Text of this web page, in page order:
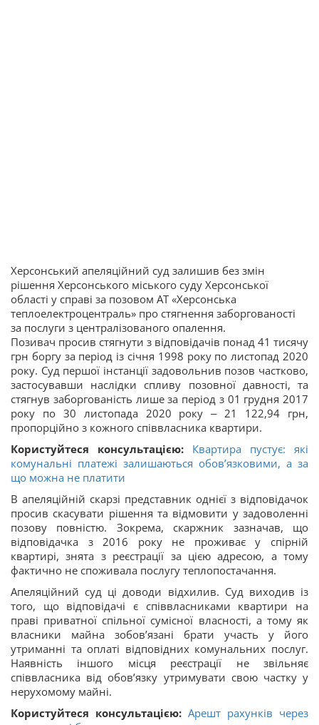
Херсонський апеляційний суд залишив без змін
рішення Херсонського міського суду Херсонської
області у справі за позовом АТ «Херсонська
теплоелектроцентраль» про стягнення заборгованості
за послуги з централізованого опалення.
Позивач просив стягнути з відповідачів понад 41 тисячу
грн боргу за період із січня 1998 року по листопад 2020
року. Суд першої інстанції задовольнив позов частково,
застосувавши наслідки спливу позовної давності, та
стягнув заборгованість лише за період з 01 грудня 2017
року по 30 листопада 2020 року ‒ 21 122,94 грн,
пропорційно з кожного співвласника квартири.
Користуйтеся консультацією: Квартира пустує: які
комунальні платежі залишаються обов’язковими, а за
що можна не платити
В апеляційній скарзі представник однієї з відповідачок
просив скасувати рішення та відмовити у задоволенні
позову повністю. Зокрема, скаржник зазначав, що
відповідачка з 2016 року не проживає у спірній
квартирі, знята з реєстрації за цією адресою, а тому
фактично не споживала послугу теплопостачання.
Апеляційний суд ці доводи відхилив. Суд виходив із
того, що відповідачі є співвласниками квартири на
праві приватної спільної сумісної власності, а тому як
власники майна зобов’язані брати участь у його
утриманні та оплаті відповідних комунальних послуг.
Наявність іншого місця реєстрації не звільняє
співвласника від обов’язку утримувати свою частку у
нерухомому майні.
Користуйтеся консультацією: Арешт рахунків через